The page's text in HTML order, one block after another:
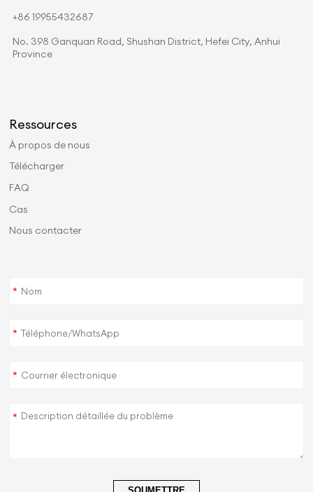
+86 19955432687
No. 398 Ganquan Road, Shushan District, Hefei City, Anhui
Province
Ressources
À propos de nous
Télécharger
FAQ
Cas
Nous contacter
*
*
*
*